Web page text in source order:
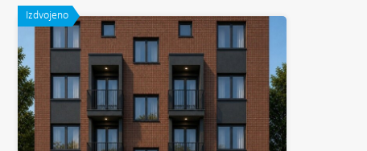
Izdvojeno